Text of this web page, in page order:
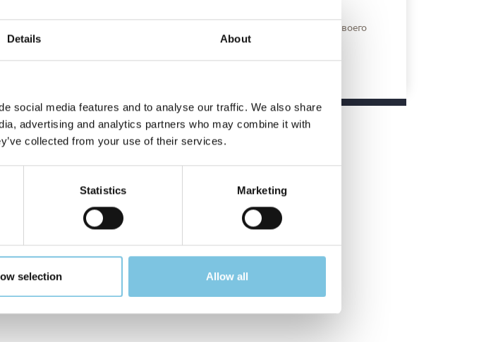
Details About
social media features and to analyse our traffic. We also share
advertising and analytics partners who may combine it with
collected from your use of their services.
Statistics Marketing
selection Allow all
MORE
Выбери побережье Чезенатико для твоего
любовного путешествия
DISCOVER MORE